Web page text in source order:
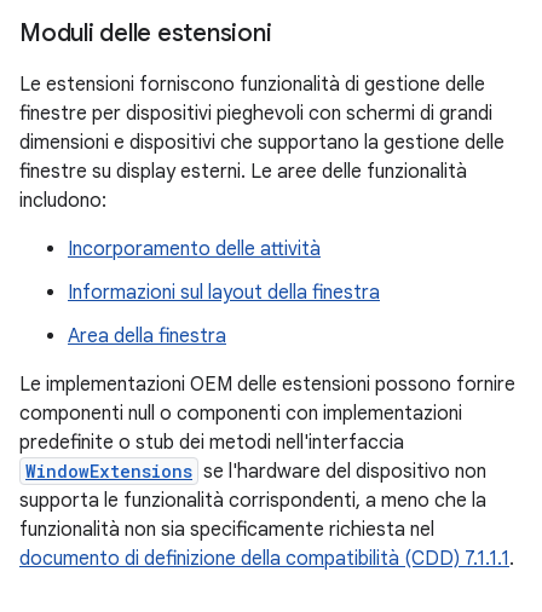
Moduli delle estensioni
Le estensioni forniscono funzionalità di gestione delle
finestre per dispositivi pieghevoli con schermi di grandi
dimensioni e dispositivi che supportano la gestione delle
finestre su display esterni. Le aree delle funzionalità
includono:
Incorporamento delle attività
Informazioni sul layout della finestra
Area della finestra
Le implementazioni OEM delle estensioni possono fornire
componenti null o componenti con implementazioni
predefinite o stub dei metodi nell'interfaccia
WindowExtensions se l'hardware del dispositivo non
supporta le funzionalità corrispondenti, a meno che la
funzionalità non sia specificamente richiesta nel
documento di definizione della compatibilità (CDD) 7.1.1.1.